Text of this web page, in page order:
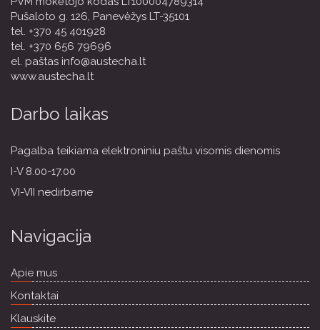
Pušaloto g. 126, Panevėžys LT-35101
tel. +370 45 401928
tel. +370 656 79696
el. paštas info@austecha.lt
www.austecha.lt
Darbo laikas
Pagalba teikiama elektroniniu paštu visomis dienomis
I-V 8.00-17.00
VI-VII nedirbame
Navigacija
Apie mus
Kontaktai
Klauskite